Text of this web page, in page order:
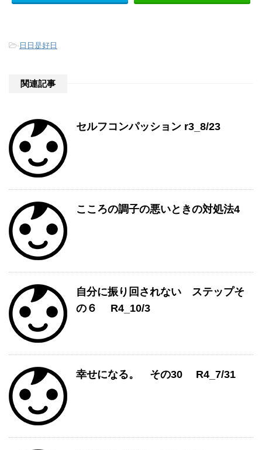
-日日是好日
関連記事
セルフコンパッション r3_8/23
こころの調子の悪いときの対処法4
自分に振り回されない ステップそ
の６ R4_10/3
幸せになる。 その30 R4_7/31